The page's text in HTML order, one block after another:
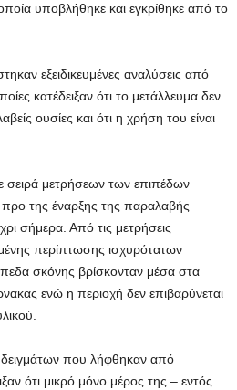
υποβλήθηκε και εγκρίθηκε από το
εξειδικευμένες αναλύσεις από
κατέδειξαν ότι το μετάλλευμα δεν
ουσίες και ότι η χρήση του είναι
σειρά μετρήσεων των επιπέδων
προ της έναρξης της παραλαβής
σήμερα. Από τις μετρήσεις
περίπτωσης ισχυρότατων
σκόνης βρίσκονταν μέσα στα
ενώ η περιοχή δεν επιβαρύνεται
δειγμάτων που λήφθηκαν από
ότι μικρό μόνο μέρος της – εντός